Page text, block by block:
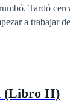
trasladó a un pequeño
de lo que más
(Libro II)